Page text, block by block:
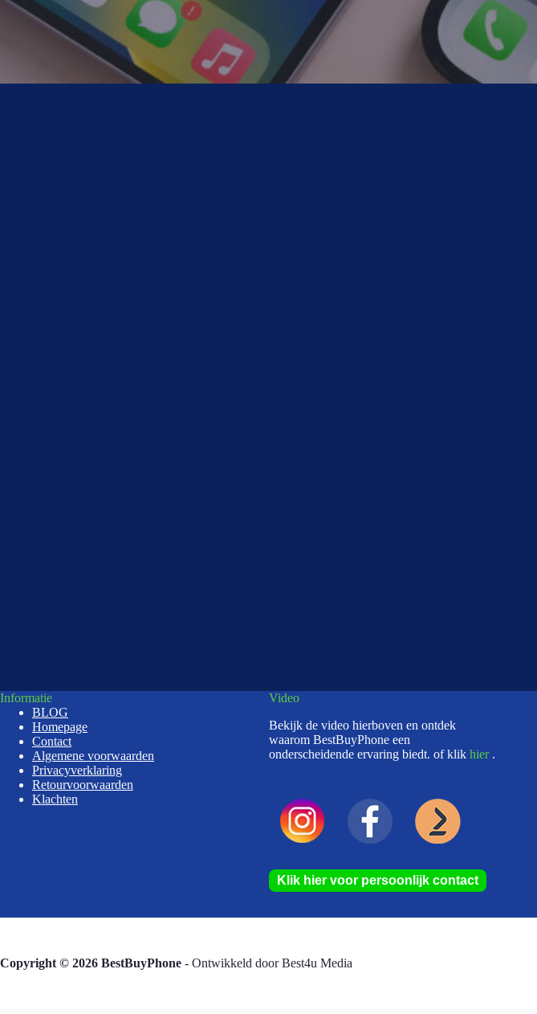
Informatie
BLOG
Homepage
Contact
Algemene voorwaarden
Privacyverklaring
Retourvoorwaarden
Klachten
Video
Bekijk de video hierboven en ontdek
waarom BestBuyPhone een
onderscheidende ervaring biedt. of klikhier .
Klik hier voor persoonlijk contact
Copyright © 2026 BestBuyPhone - Ontwikkeld doorBest4u Media